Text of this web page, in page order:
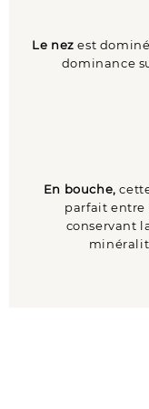
Le nez est
dominance
En bouche,
parfait entre
conservant